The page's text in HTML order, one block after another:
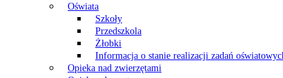
Oświata
Szkoły
Przedszkola
Żłobki
Informacja o stanie realizacji zadań
Opieka nad zwierzętami